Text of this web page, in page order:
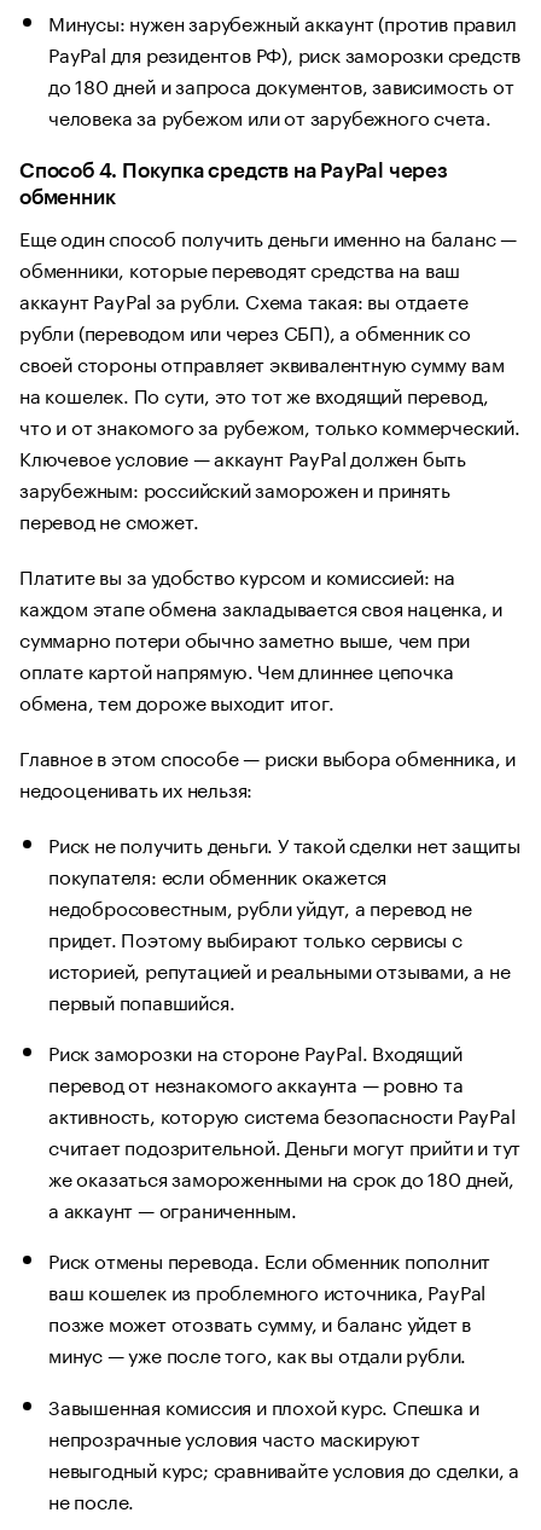
Минусы: нужен зарубежный аккаунт (против правил
PayPal для резидентов РФ), риск заморозки средств
до 180 дней и запроса документов, зависимость от
человека за рубежом или от зарубежного счета.
Способ 4. Покупка средств на PayPal через
обменник
Еще один способ получить деньги именно на баланс —
обменники, которые переводят средства на ваш
аккаунт PayPal за рубли. Схема такая: вы отдаете
рубли (переводом или через СБП), а обменник со
своей стороны отправляет эквивалентную сумму вам
на кошелек. По сути, это тот же входящий перевод,
что и от знакомого за рубежом, только коммерческий.
Ключевое условие — аккаунт PayPal должен быть
зарубежным: российский заморожен и принять
перевод не сможет.
Платите вы за удобство курсом и комиссией: на
каждом этапе обмена закладывается своя наценка, и
суммарно потери обычно заметно выше, чем при
оплате картой напрямую. Чем длиннее цепочка
обмена, тем дороже выходит итог.
Главное в этом способе — риски выбора обменника, и
недооценивать их нельзя:
Риск не получить деньги. У такой сделки нет защиты
покупателя: если обменник окажется
недобросовестным, рубли уйдут, а перевод не
придет. Поэтому выбирают только сервисы с
историей, репутацией и реальными отзывами, а не
первый попавшийся.
Риск заморозки на стороне PayPal. Входящий
перевод от незнакомого аккаунта — ровно та
активность, которую система безопасности PayPal
считает подозрительной. Деньги могут прийти и тут
же оказаться замороженными на срок до 180 дней,
а аккаунт — ограниченным.
Риск отмены перевода. Если обменник пополнит
ваш кошелек из проблемного источника, PayPal
позже может отозвать сумму, и баланс уйдет в
минус — уже после того, как вы отдали рубли.
Завышенная комиссия и плохой курс. Спешка и
непрозрачные условия часто маскируют
невыгодный курс; сравнивайте условия до сделки, а
не после.